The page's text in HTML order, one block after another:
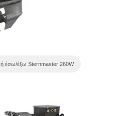
έσω/έξω Sternmaster 260W